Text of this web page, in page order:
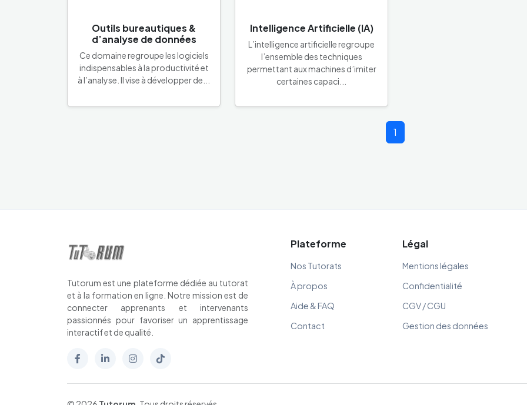
Outils bureautiques &
d’analyse de données
Ce domaine regroupe les logiciels
indispensables à la productivité et
à l’analyse. Il vise à développer de...
Intelligence Artificielle (IA)
L’intelligence artificielle regroupe
l’ensemble des techniques
permettant aux machines d’imiter
certaines capaci...
1
Tutorum est une plateforme dédiée au tutorat
et à la formation en ligne. Notre mission est de
connecter apprenants et intervenants
passionnés pour favoriser un apprentissage
interactif et de qualité.
Plateforme
Nos Tutorats
À propos
Aide & FAQ
Contact
Légal
Mentions légales
Confidentialité
CGV / CGU
Gestion des données